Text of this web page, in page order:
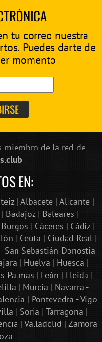
tu correo nuestra
Puedes darte de
momento
miembro de la red de
EN:
| Albacete| Alicante|
| Badajoz| Baleares |
Burgos | Cáceres | Cádiz|
| Ceuta | Ciudad Real|
San Sebastián-Donostia
| Huelva | Huesca |
Palmas | León | Lleida |
| Murcia | Navarra -
| Pontevedra - Vigo
| Soria | Tarragona |
| Valladolid | Zamora